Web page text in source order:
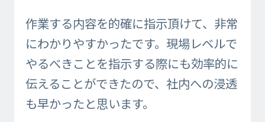
作業する内容を的確に指示頂けて、非常
にわかりやすかったです。現場レベルで
やるべきことを指示する際にも効率的に
伝えることができたので、社内への浸透
も早かったと思います。